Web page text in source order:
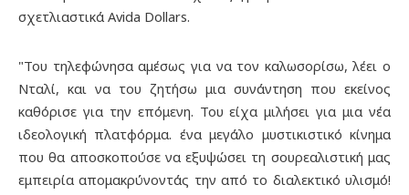
σχετλιαστικά Avida Dollars.
"Toυ τηλεφώνησα αμέσως για να τον καλωσορίσω, λέει ο
Νταλί, και να του ζητήσω μια συνάντηση που εκείνος
καθόρισε για την επόμενη. Του είχα μιλήσει για μια νέα
ιδεολογική πλατφόρμα. ένα μεγάλο μυστικιστικό κίνημα
που θα αποσκοπούσε να εξυψώσει τη σουρεαλιστική μας
εμπειρία απομακρύνοντάς την από το διαλεκτικό υλισμό!